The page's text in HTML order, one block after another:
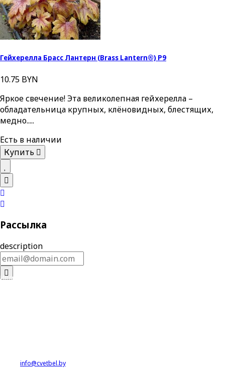
Гейхерелла Брасс Лантерн (Brass Lantern®) P9
10.75 BYN
Яркое свечение! Эта великолепная гейхерелла –
обладательница крупных, клёновидных, блестящих,
медно.....
Есть в наличии
Купить
Рассылка
description
Индивидуальный предприниматель
info@cvetbel.by